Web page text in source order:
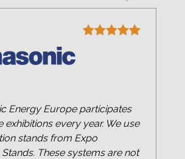
Energy Europe participates
exhibitions every year. We use
stands from Expo
Stands. These systems are not